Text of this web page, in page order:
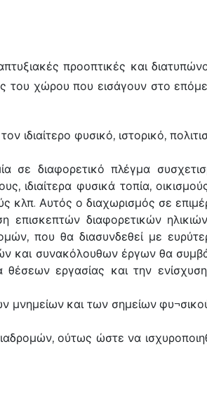
προοπτικές και
του χώρου που εισάγουν στο
φυσικό, ιστορικό,
σε διαφορετικό πλέγμα
ιδιαίτερα φυσικά τοπία,
κλπ. Αυτός ο διαχωρισμός σε
επισκεπτών διαφορετικών
που θα διασυνδεθεί με
και συνακόλουθων έργων θα
θέσεων εργασίας και την
μνημείων και των σημείων
ούτως ώστε να